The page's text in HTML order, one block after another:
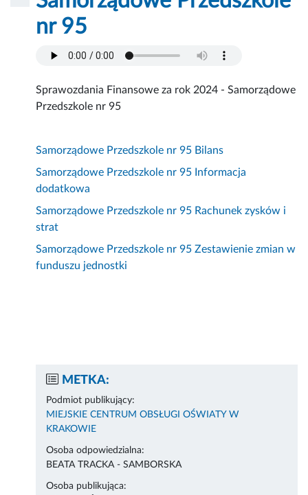
nr 95
Sprawozdania Finansowe za rok 2024 - Samorządowe
Przedszkole nr 95
Samorządowe Przedszkole nr 95 Bilans
Samorządowe Przedszkole nr 95 Informacja
dodatkowa
Samorządowe Przedszkole nr 95 Rachunek zysków i
strat
Samorządowe Przedszkole nr 95 Zestawienie zmian w
funduszu jednostki
METKA:
Podmiot publikujący:
MIEJSKIE CENTRUM OBSŁUGI OŚWIATY W
KRAKOWIE
Osoba odpowiedzialna:
BEATA TRACKA - SAMBORSKA
Osoba publikująca: